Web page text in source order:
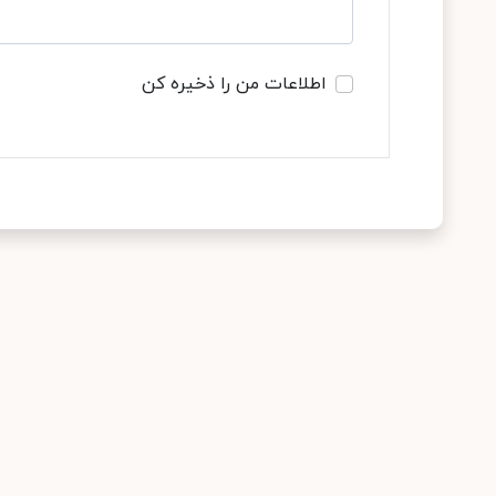
اطلاعات من را ذخیره کن